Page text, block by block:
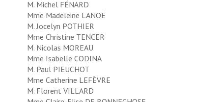
M. Michel FÉNARD
Mme Madeleine LANOË
M. Jocelyn POTHIER
Mme Christine TENCER
M. Nicolas MOREAU
Mme Isabelle CODINA
M. Paul PIEUCHOT
Mme Catherine LEFÈVRE
M. Florent VILLARD